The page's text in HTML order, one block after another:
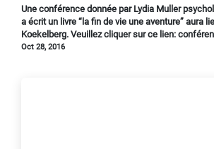
Une conférence donnée par Lydia Muller
a écrit un livre “la fin de vie une aventure” aura
Koekelberg. Veuillez cliquer sur ce lien:
Oct 28, 2016